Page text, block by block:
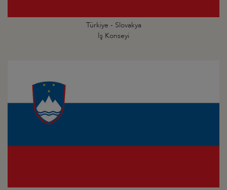
Türkiye - Slovakya
İş Konseyi